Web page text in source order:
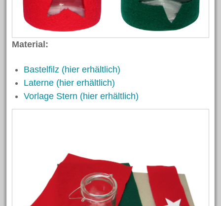
April 2023
Februar 2023
Oktober 2022
August 2021
Juni 2021
November 2020
März 2020
Dezember 2019
November 2019
Material:
Bastelfilz (hier erhältlich)
Laterne (hier erhältlich)
Vorlage Stern (hier erhältlich)